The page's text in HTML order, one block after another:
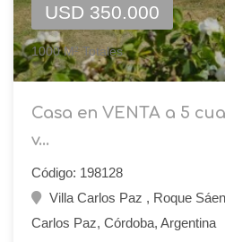
USD 350.000
1000 M² Totales
Casa en VENTA a 5
v...
Código: 198128
Villa Carlos Paz , Roque
Carlos Paz, Córdoba, Argentina